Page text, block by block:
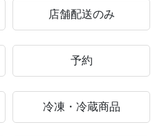
店舗配送のみ
予約
冷凍・冷蔵商品